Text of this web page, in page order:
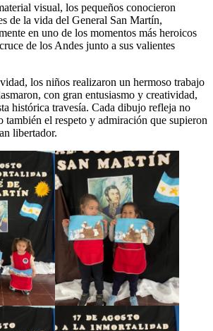
visual, los pequeños conocieron
de la vida del General San Martín,
en uno de los momentos más heroicos
de los Andes junto a sus valientes
los niños realizaron un hermoso trabajo
con gran entusiasmo y creatividad,
histórica travesía. Cada dibujo refleja no
también el respeto y admiración que supieron
libertador.